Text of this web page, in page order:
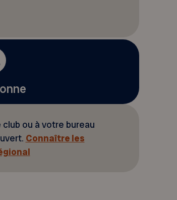
ou à votre bureau
Connaître les